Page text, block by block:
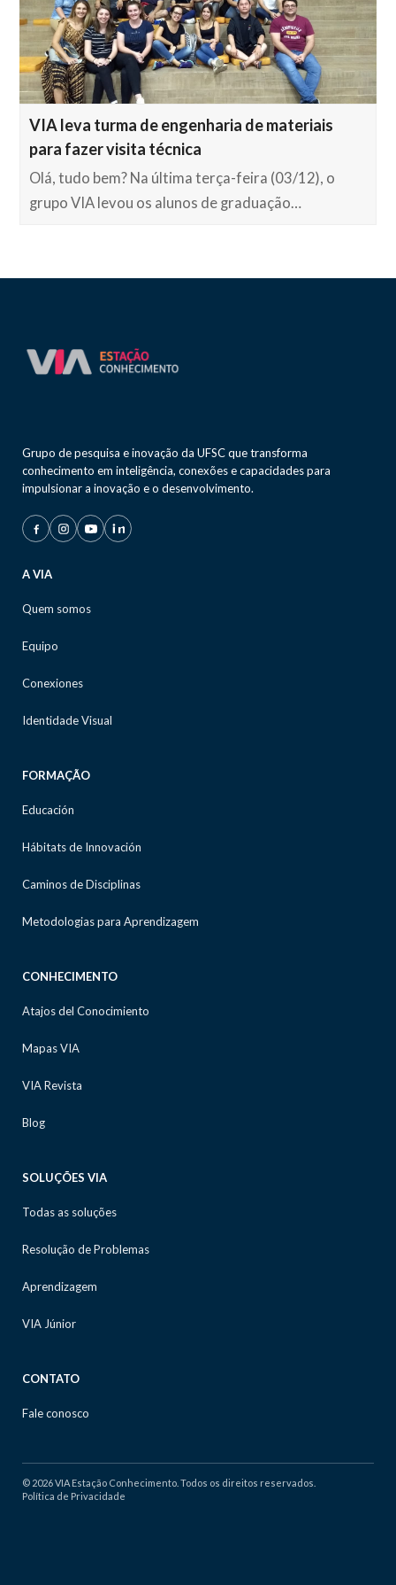
VIA leva turma de engenharia de materiais
para fazer visita técnica
Olá, tudo bem? Na última terça-feira (03/12), o
grupo VIA levou os alunos de graduação…
Grupo de pesquisa e inovação da UFSC que transforma
conhecimento em inteligência, conexões e capacidades para
impulsionar a inovação e o desenvolvimento.
A VIA
Quem somos
Equipo
Conexiones
Identidade Visual
FORMAÇÃO
Educación
Hábitats de Innovación
Caminos de Disciplinas
Metodologias para Aprendizagem
CONHECIMENTO
Atajos del Conocimiento
Mapas VIA
VIA Revista
Blog
SOLUÇÕES VIA
Todas as soluções
Resolução de Problemas
Aprendizagem
VIA Júnior
CONTATO
Fale conosco
© 2026 VIA Estação Conhecimento. Todos os direitos reservados.
Política de Privacidade